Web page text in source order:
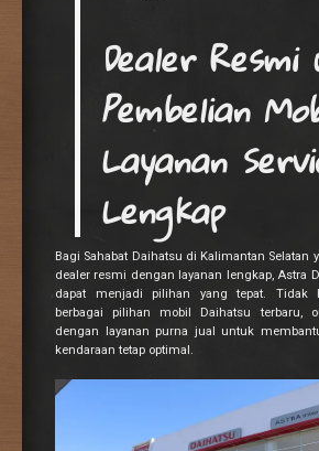
Dealer
Pembelian
Layanan
Lengkap
Bagi Sahabat Daihatsu di Kalimantan Selatan
dealer resmi dengan layanan lengkap, Astra
dapat menjadi pilihan yang tepat. Tidak
berbagai pilihan mobil Daihatsu terbaru,
dengan layanan purna jual untuk
kendaraan tetap optimal.